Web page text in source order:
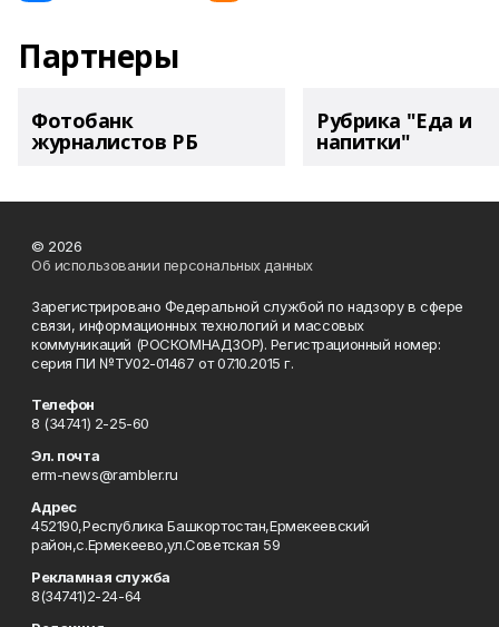
Партнеры
Фотобанк
журналистов РБ
Рубрика "Еда и
напитки"
© 2026
Об использовании персональных данных
Зарегистрировано Федеральной службой по надзору в сфере
связи, информационных технологий и массовых
коммуникаций (РОСКОМНАДЗОР). Регистрационный номер:
серия ПИ №ТУ02-01467 от 07.10.2015 г.
Телефон
8 (34741) 2-25-60
Эл. почта
erm-news@rambler.ru
Адрес
452190,Республика Башкортостан,Ермекеевский
район,с.Ермекеево,ул.Советская 59
Рекламная служба
8(34741)2-24-64